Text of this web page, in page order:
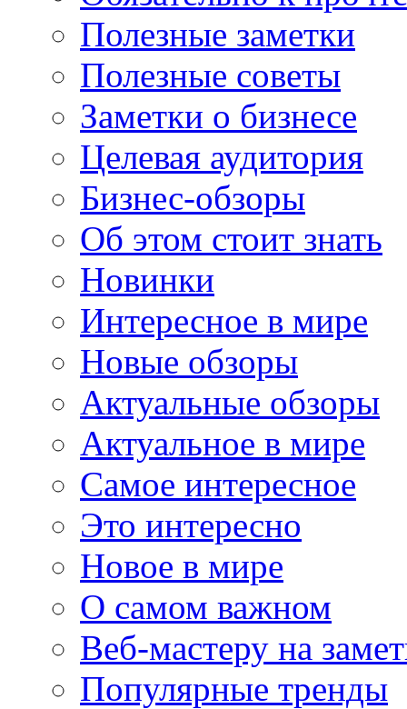
Полезные заметки
Полезные советы
Заметки о бизнесе
Целевая аудитория
Бизнес-обзоры
Об этом стоит знать
Новинки
Интересное в мире
Новые обзоры
Актуальные обзоры
Актуальное в мире
Самое интересное
Это интересно
Новое в мире
О самом важном
Веб-мастеру на
Популярные тренды